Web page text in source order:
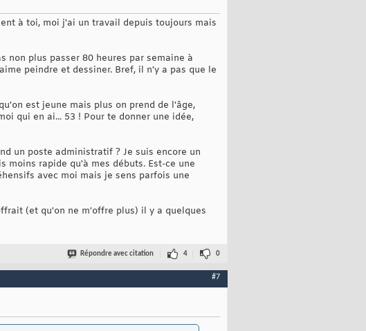
à toi, moi j'ai un travail depuis toujours mais
non plus passer 80 heures par semaine à
peindre et dessiner. Bref, il n'y a pas que le
est jeune mais plus on prend de l'âge,
qui en ai... 53 ! Pour te donner une idée,
un poste administratif ? Je suis encore un
moins rapide qu'à mes débuts. Est-ce une
avec moi mais je sens parfois une
(et qu'on ne m'offre plus) il y a quelques
Répondre avec citation 4 0
#7